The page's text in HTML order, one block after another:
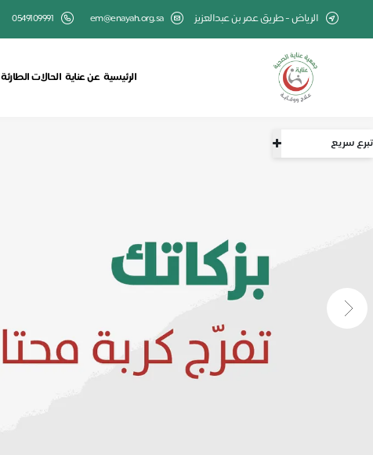
تبرع سريع
الرياض - طريق عمر بن عبدالعزيز em@enayah.org.sa
0549109991
الرئيسية عن عناية الحالات الطارئة